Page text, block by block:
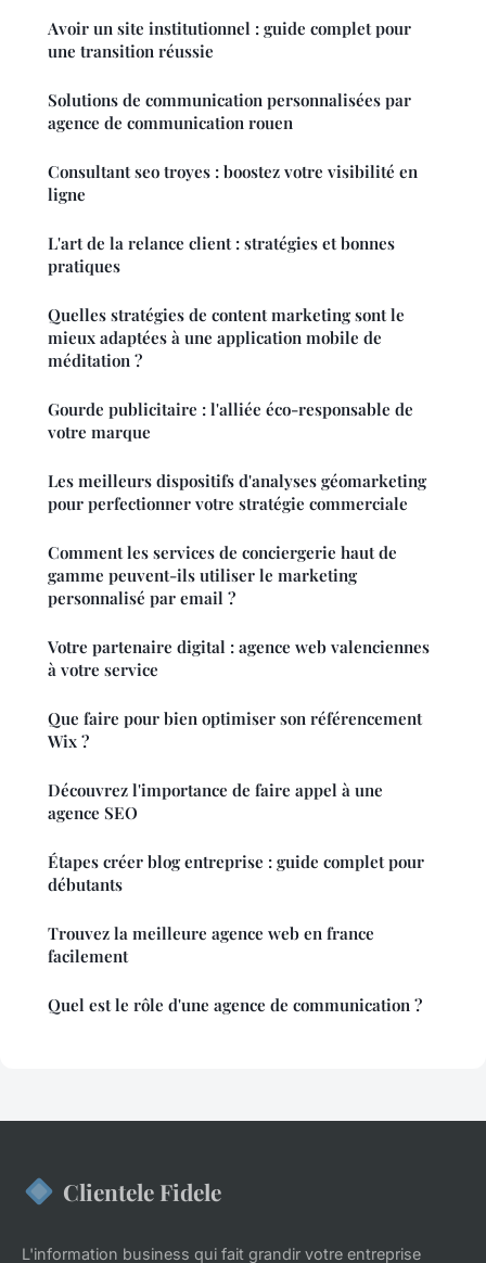
Avoir un site institutionnel : guide complet pour
une transition réussie
Solutions de communication personnalisées par
agence de communication rouen
Consultant seo troyes : boostez votre visibilité en
ligne
L'art de la relance client : stratégies et bonnes
pratiques
Quelles stratégies de content marketing sont le
mieux adaptées à une application mobile de
méditation ?
Gourde publicitaire : l'alliée éco-responsable de
votre marque
Les meilleurs dispositifs d'analyses géomarketing
pour perfectionner votre stratégie commerciale
Comment les services de conciergerie haut de
gamme peuvent-ils utiliser le marketing
personnalisé par email ?
Votre partenaire digital : agence web valenciennes
à votre service
Que faire pour bien optimiser son référencement
Wix ?
Découvrez l'importance de faire appel à une
agence SEO
Étapes créer blog entreprise : guide complet pour
débutants
Trouvez la meilleure agence web en france
facilement
Quel est le rôle d'une agence de communication ?
Clientele Fidele
L'information business qui fait grandir votre entreprise